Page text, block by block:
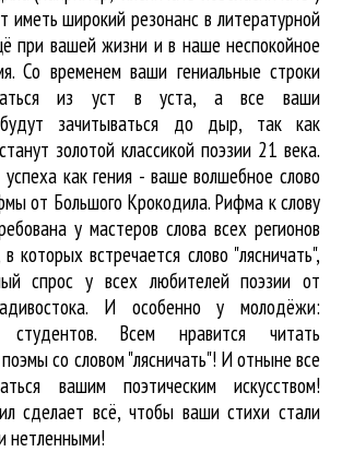
иметь широкий резонанс в литературной
при вашей жизни и в наше неспокойное
Со временем ваши гениальные строки
из уст в уста, а все ваши
будут зачитываться до дыр, так как
золотой классикой поэзии 21 века.
как гения - ваше волшебное слово
от Большого Крокодила. Рифма к слову
у мастеров слова всех регионов
которых встречается слово "лясничать",
спрос у всех любителей поэзии от
И особенно у молодёжи:
Всем нравится читать
со словом "лясничать"! И отныне все
вашим поэтическим искусством!
cделает всё, чтобы ваши стихи стали
нетленными!